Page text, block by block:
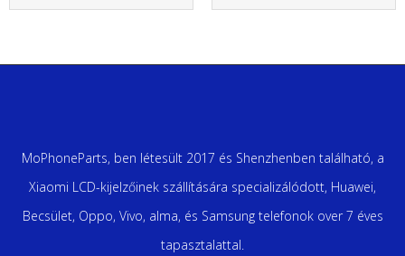
MoPhoneParts, ben létesült 2017 és Shenzhenben található, a
Xiaomi LCD-kijelzőinek szállítására specializálódott, Huawei,
Becsület, Oppo, Vivo, alma, és Samsung telefonok over 7 éves
tapasztalattal.